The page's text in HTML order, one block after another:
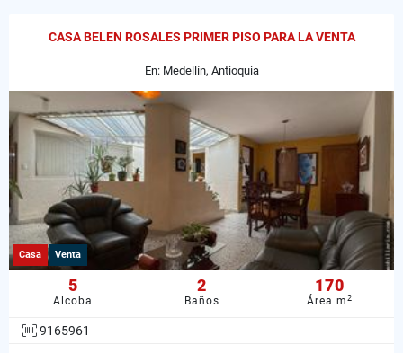
CASA BELEN ROSALES PRIMER PISO PARA LA VENTA
En: Medellín, Antioquia
Casa Venta
5
Alcoba
2
Baños
170
Área m2
9165961